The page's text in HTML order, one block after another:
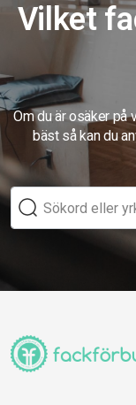
Vilket
Om du är osäker
bäst så kan du